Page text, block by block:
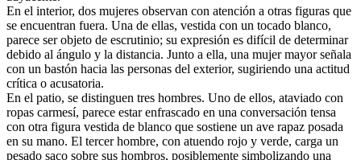
En el interior, dos mujeres observan con atención a otras figuras que
se encuentran fuera. Una de ellas, vestida con un tocado blanco,
parece ser objeto de escrutinio; su expresión es difícil de determinar
debido al ángulo y la distancia. Junto a ella, una mujer mayor señala
con un bastón hacia las personas del exterior, sugiriendo una actitud
crítica o acusatoria.
En el patio, se distinguen tres hombres. Uno de ellos, ataviado con
ropas carmesí, parece estar enfrascado en una conversación tensa
con otra figura vestida de blanco que sostiene un ave rapaz posada
en su mano. El tercer hombre, con atuendo rojo y verde, carga un
pesado saco sobre sus hombros, posiblemente simbolizando una